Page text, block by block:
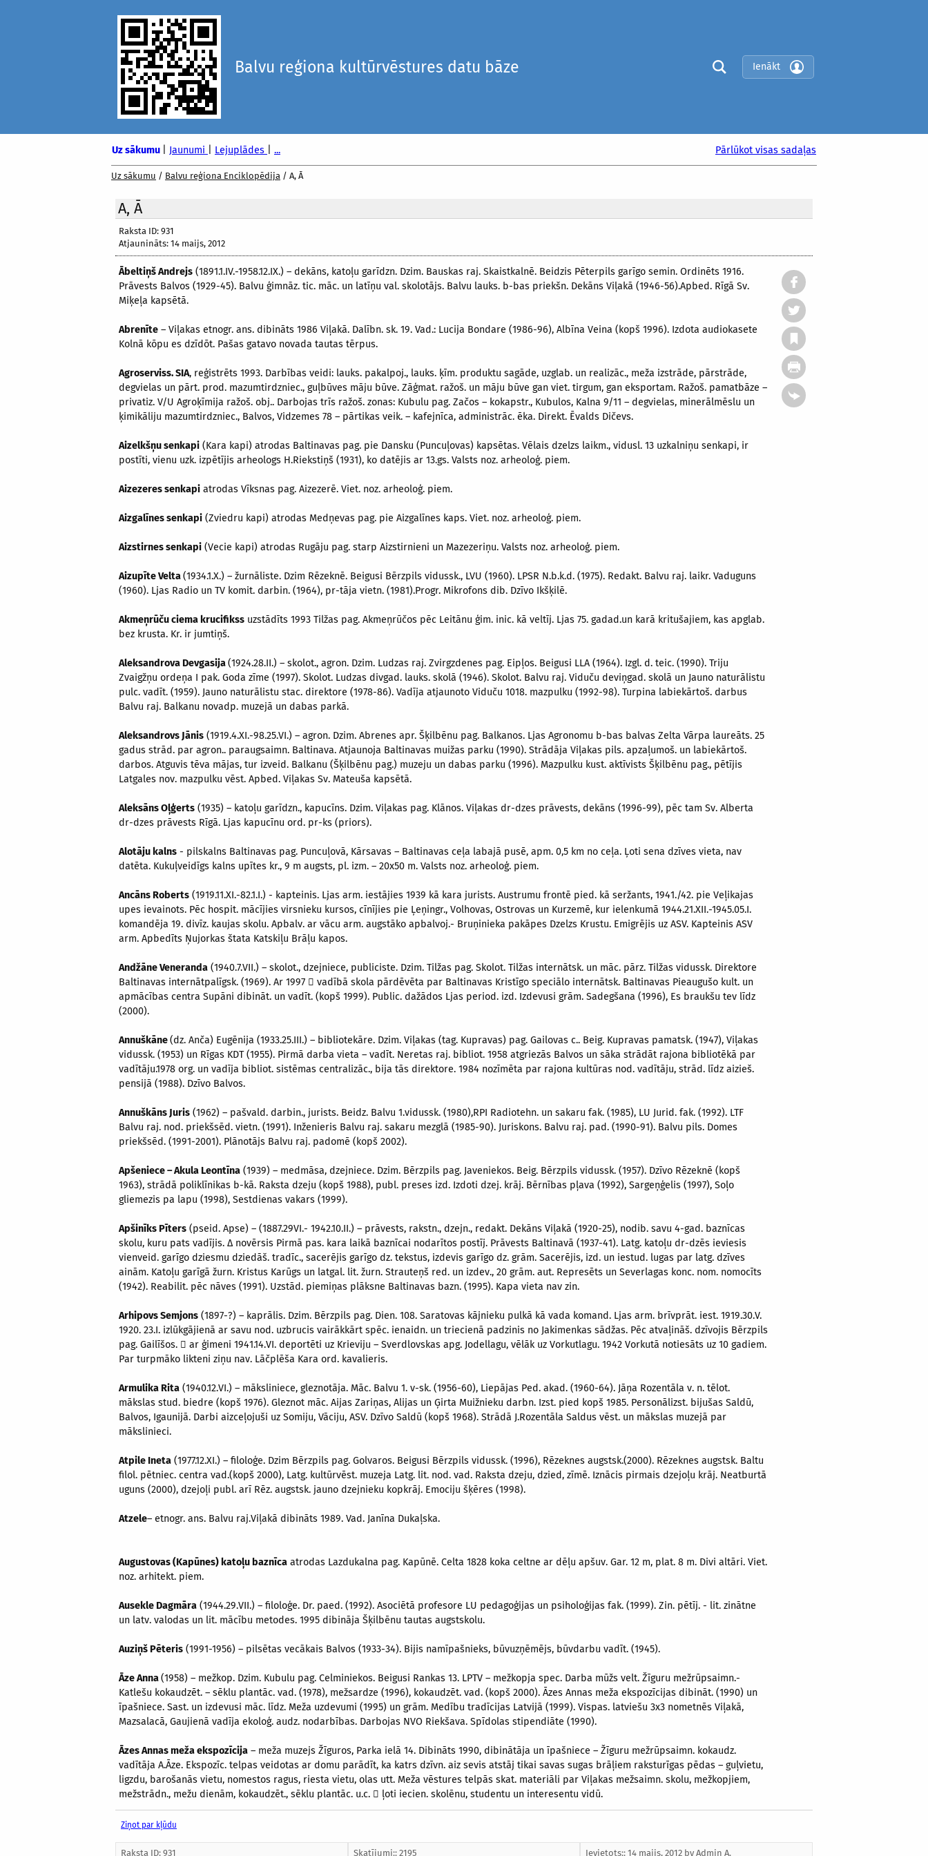
Balvu reģiona kultūrvēstures datu bāze Ienākt
Uz sākumu Jaunumi Lejuplādes ... Pārlūkot visas sadaļas
Uz sākumu / Balvu reģiona Enciklopēdija / A, Ā
A, Ā
Raksta ID: 931
Atjaunināts: 14 maijs, 2012
Ābeltiņš Andrejs (1891.1.IV.-1958.12.IX.) – dekāns, katoļu garīdzn. Dzim. Bauskas raj. Skaistkalnē. Beidzis Pēterpils garīgo semin. Ordinēts 1916.
Prāvests Balvos (1929-45). Balvu ģimnāz. tic. māc. un latīņu val. skolotājs. Balvu lauks. b-bas priekšn. Dekāns Viļakā (1946-56).Apbed. Rīgā Sv.
Miķeļa kapsētā.
Abrenīte – Viļakas etnogr. ans. dibināts 1986 Viļakā. Dalībn. sk. 19. Vad.: Lucija Bondare (1986-96), Albīna Veina (kopš 1996). Izdota audiokasete
Kolnā kōpu es dzīdōt. Pašas gatavo novada tautas tērpus.
Agroserviss. SIA, reģistrēts 1993. Darbības veidi: lauks. pakalpoj., lauks. ķīm. produktu sagāde, uzglab. un realizāc., meža izstrāde, pārstrāde,
degvielas un pārt. prod. mazumtirdzniec., guļbūves māju būve. Zāģmat. ražoš. un māju būve gan viet. tirgum, gan eksportam. Ražoš. pamatbāze –
privatiz. V/U Agroķīmija ražoš. obj.. Darbojas trīs ražoš. zonas: Kubulu pag. Začos – kokapstr., Kubulos, Kalna 9/11 – degvielas, minerālmēslu un
ķimikāliju mazumtirdzniec., Balvos, Vidzemes 78 – pārtikas veik. – kafejnīca, administrāc. ēka. Direkt. Ēvalds Dičevs.
Aizelkšņu senkapi (Kara kapi) atrodas Baltinavas pag. pie Dansku (Puncuļovas) kapsētas. Vēlais dzelzs laikm., vidusl. 13 uzkalniņu senkapi, ir
postīti, vienu uzk. izpētījis arheologs H.Riekstiņš (1931), ko datējis ar 13.gs. Valsts noz. arheoloģ. piem.
Aizezeres senkapi atrodas Vīksnas pag. Aizezerē. Viet. noz. arheoloģ. piem.
Aizgalīnes senkapi (Zviedru kapi) atrodas Medņevas pag. pie Aizgalīnes kaps. Viet. noz. arheoloģ. piem.
Aizstirnes senkapi (Vecie kapi) atrodas Rugāju pag. starp Aizstirnieni un Mazezeriņu. Valsts noz. arheoloģ. piem.
Aizupīte Velta(1934.1.X.) – žurnāliste. Dzim Rēzeknē. Beigusi Bērzpils vidussk., LVU (1960). LPSR N.b.k.d. (1975). Redakt. Balvu raj. laikr. Vaduguns
(1960). Ljas Radio un TV komit. darbin. (1964), pr-tāja vietn. (1981).Progr. Mikrofons dib. Dzīvo Ikšķilē.
Akmeņrūču ciema krucifikss uzstādīts 1993 Tilžas pag. Akmeņrūčos pēc Leitānu ģim. inic. kā veltīj. Ljas 75. gadad.un karā kritušajiem, kas apglab.
bez krusta. Kr. ir jumtiņš.
Aleksandrova Devgasija(1924.28.II.) – skolot., agron. Dzim. Ludzas raj. Zvirgzdenes pag. Eipļos. Beigusi LLA (1964). Izgl. d. teic. (1990). Triju
Zvaigžņu ordeņa I pak. Goda zīme (1997). Skolot. Ludzas divgad. lauks. skolā (1946). Skolot. Balvu raj. Viduču deviņgad. skolā un Jauno naturālistu
pulc. vadīt. (1959). Jauno naturālistu stac. direktore (1978-86). Vadīja atjaunoto Viduču 1018. mazpulku (1992-98). Turpina labiekārtoš. darbus
Balvu raj. Balkanu novadp. muzejā un dabas parkā.
Aleksandrovs Jānis (1919.4.XI.-98.25.VI.) – agron. Dzim. Abrenes apr. Šķilbēnu pag. Balkanos. Ljas Agronomu b-bas balvas Zelta Vārpa laureāts. 25
gadus strād. par agron.. paraugsaimn. Baltinava. Atjaunoja Baltinavas muižas parku (1990). Strādāja Viļakas pils. apzaļumoš. un labiekārtoš.
darbos. Atguvis tēva mājas, tur izveid. Balkanu (Šķilbēnu pag.) muzeju un dabas parku (1996). Mazpulku kust. aktīvists Šķilbēnu pag., pētījis
Latgales nov. mazpulku vēst. Apbed. Viļakas Sv. Mateuša kapsētā.
Aleksāns Oļģerts (1935) – katoļu garīdzn., kapucīns. Dzim. Viļakas pag. Klānos. Viļakas dr-dzes prāvests, dekāns (1996-99), pēc tam Sv. Alberta
dr-dzes prāvests Rīgā. Ljas kapucīnu ord. pr-ks (priors).
Alotāju kalns - pilskalns Baltinavas pag. Puncuļovā, Kārsavas – Baltinavas ceļa labajā pusē, apm. 0,5 km no ceļa. Ļoti sena dzīves vieta, nav
datēta. Kukuļveidīgs kalns upītes kr., 9 m augsts, pl. izm. – 20x50 m. Valsts noz. arheoloģ. piem.
Ancāns Roberts (1919.11.XI.-82.1.I.) - kapteinis. Ljas arm. iestājies 1939 kā kara jurists. Austrumu frontē pied. kā seržants, 1941./42. pie Veļikajas
upes ievainots. Pēc hospit. mācījies virsnieku kursos, cīnījies pie Ļeņingr., Volhovas, Ostrovas un Kurzemē, kur ielenkumā 1944.21.XII.-1945.05.I.
komandēja 19. divīz. kaujas skolu. Apbalv. ar vācu arm. augstāko apbalvoj.- Bruņinieka pakāpes Dzelzs Krustu. Emigrējis uz ASV. Kapteinis ASV
arm. Apbedīts Ņujorkas štata Katskiļu Brāļu kapos.
Andžāne Veneranda (1940.7.VII.) – skolot., dzejniece, publiciste. Dzim. Tilžas pag. Skolot. Tilžas internātsk. un māc. pārz. Tilžas vidussk. Direktore
Baltinavas internātpalīgsk. (1969). Ar 1997  vadībā skola pārdēvēta par Baltinavas Kristīgo speciālo internātsk. Baltinavas Pieaugušo kult. un
apmācības centra Supāni dibināt. un vadīt. (kopš 1999). Public. dažādos Ljas period. izd. Izdevusi grām. Sadegšana (1996), Es braukšu tev līdz
(2000).
Annuškāne(dz. Anča) Eugēnija (1933.25.III.) – bibliotekāre. Dzim. Viļakas (tag. Kupravas) pag. Gailovas c.. Beig. Kupravas pamatsk. (1947), Viļakas
vidussk. (1953) un Rīgas KDT (1955). Pirmā darba vieta – vadīt. Neretas raj. bibliot. 1958 atgriezās Balvos un sāka strādāt rajona bibliotēkā par
vadītāju.1978 org. un vadīja bibliot. sistēmas centralizāc., bija tās direktore. 1984 nozīmēta par rajona kultūras nod. vadītāju, strād. līdz aizieš.
pensijā (1988). Dzīvo Balvos.
Annuškāns Juris (1962) – pašvald. darbin., jurists. Beidz. Balvu 1.vidussk. (1980),RPI Radiotehn. un sakaru fak. (1985), LU Jurid. fak. (1992). LTF
Balvu raj. nod. priekšsēd. vietn. (1991). Inženieris Balvu raj. sakaru mezglā (1985-90). Juriskons. Balvu raj. pad. (1990-91). Balvu pils. Domes
priekšsēd. (1991-2001). Plānotājs Balvu raj. padomē (kopš 2002).
Apšeniece – Akula Leontīna (1939) – medmāsa, dzejniece. Dzim. Bērzpils pag. Javeniekos. Beig. Bērzpils vidussk. (1957). Dzīvo Rēzeknē (kopš
1963), strādā poliklīnikas b-kā. Raksta dzeju (kopš 1988), publ. preses izd. Izdoti dzej. krāj. Bērnības pļava (1992), Sargeņģelis (1997), Soļo
gliemezis pa lapu (1998), Sestdienas vakars (1999).
Apšinīks Pīters (pseid. Apse) – (1887.29VI.- 1942.10.II.) – prāvests, rakstn., dzejn., redakt. Dekāns Viļakā (1920-25), nodib. savu 4-gad. baznīcas
skolu, kuru pats vadījis. ∆ novērsis Pirmā pas. kara laikā baznīcai nodarītos postīj. Prāvests Baltinavā (1937-41). Latg. katoļu dr-dzēs ieviesis
vienveid. garīgo dziesmu dziedāš. tradīc., sacerējis garīgo dz. tekstus, izdevis garīgo dz. grām. Sacerējis, izd. un iestud. lugas par latg. dzīves
ainām. Katoļu garīgā žurn. Kristus Karūgs un latgal. lit. žurn. Strauteņš red. un izdev., 20 grām. aut. Represēts un Severlagas konc. nom. nomocīts
(1942). Reabilit. pēc nāves (1991). Uzstād. piemiņas plāksne Baltinavas bazn. (1995). Kapa vieta nav zin.
Arhipovs Semjons (1897-?) – kaprālis. Dzim. Bērzpils pag. Dien. 108. Saratovas kājnieku pulkā kā vada komand. Ljas arm. brīvprāt. iest. 1919.30.V.
1920. 23.I. izlūkgājienā ar savu nod. uzbrucis vairākkārt spēc. ienaidn. un triecienā padzinis no Jakimenkas sādžas. Pēc atvaļināš. dzīvojis Bērzpils
pag. Gailīšos.  ar ģimeni 1941.14.VI. deportēti uz Krieviju – Sverdlovskas apg. Jodellagu, vēlāk uz Vorkutlagu. 1942 Vorkutā notiesāts uz 10 gadiem.
Par turpmāko likteni ziņu nav. Lāčplēša Kara ord. kavalieris.
Armulika Rita (1940.12.VI.) – māksliniece, gleznotāja. Māc. Balvu 1. v-sk. (1956-60), Liepājas Ped. akad. (1960-64). Jāņa Rozentāla v. n. tēlot.
mākslas stud. biedre (kopš 1976). Gleznot māc. Aijas Zariņas, Alijas un Ģirta Muižnieku darbn. Izst. pied kopš 1985. Personālizst. bijušas Saldū,
Balvos, Igaunijā. Darbi aizceļojuši uz Somiju, Vāciju, ASV. Dzīvo Saldū (kopš 1968). Strādā J.Rozentāla Saldus vēst. un mākslas muzejā par
mākslinieci.
Atpile Ineta (1977.12.XI.) – filoloģe. Dzim Bērzpils pag. Golvaros. Beigusi Bērzpils vidussk. (1996), Rēzeknes augstsk.(2000). Rēzeknes augstsk. Baltu
filol. pētniec. centra vad.(kopš 2000), Latg. kultūrvēst. muzeja Latg. lit. nod. vad. Raksta dzeju, dzied, zīmē. Iznācis pirmais dzejoļu krāj. Neatburtā
uguns (2000), dzejoļi publ. arī Rēz. augstsk. jauno dzejnieku kopkrāj. Emociju šķēres (1998).
Atzele– etnogr. ans. Balvu raj.Viļakā dibināts 1989. Vad. Janīna Dukaļska.
Augustovas (Kapūnes) katoļu baznīca atrodas Lazdukalna pag. Kapūnē. Celta 1828 koka celtne ar dēļu apšuv. Gar. 12 m, plat. 8 m. Divi altāri. Viet.
noz. arhitekt. piem.
Ausekle Dagmāra (1944.29.VII.) – filoloģe. Dr. paed. (1992). Asociētā profesore LU pedagoģijas un psiholoģijas fak. (1999). Zin. pētīj. - lit. zinātne
un latv. valodas un lit. mācību metodes. 1995 dibināja Šķilbēnu tautas augstskolu.
Auziņš Pēteris (1991-1956) – pilsētas vecākais Balvos (1933-34). Bijis namīpašnieks, būvuzņēmējs, būvdarbu vadīt. (1945).
Āze Anna(1958) – mežkop. Dzim. Kubulu pag. Celminiekos. Beigusi Rankas 13. LPTV – mežkopja spec. Darba mūžs velt. Žīguru mežrūpsaimn.-
Katlešu kokaudzēt. – sēklu plantāc. vad. (1978), mežsardze (1996), kokaudzēt. vad. (kopš 2000). Āzes Annas meža ekspozīcijas dibināt. (1990) un
īpašniece. Sast. un izdevusi māc. līdz. Meža uzdevumi (1995) un grām. Medību tradīcijas Latvijā (1999). Vispas. latviešu 3x3 nometnēs Viļakā,
Mazsalacā, Gaujienā vadīja ekoloģ. audz. nodarbības. Darbojas NVO Riekšava. Spīdolas stipendiāte (1990).
Āzes Annas meža ekspozīcija – meža muzejs Žīguros, Parka ielā 14. Dibināts 1990, dibinātāja un īpašniece – Žīguru mežrūpsaimn. kokaudz.
vadītāja A.Āze. Ekspozīc. telpas veidotas ar domu parādīt, ka katrs dzīvn. aiz sevis atstāj tikai savas sugas brāļiem raksturīgas pēdas – guļvietu,
ligzdu, barošanās vietu, nomestos ragus, riesta vietu, olas utt. Meža vēstures telpās skat. materiāli par Viļakas mežsaimn. skolu, mežkopjiem,
mežstrādn., mežu dienām, kokaudzēt., sēklu plantāc. u.c.  ļoti iecien. skolēnu, studentu un interesentu vidū.
Ziņot par kļūdu
Raksta ID: 931
Skatījumi:: 2195 Ievietots:: 14 maijs, 2012 byAdmin A.